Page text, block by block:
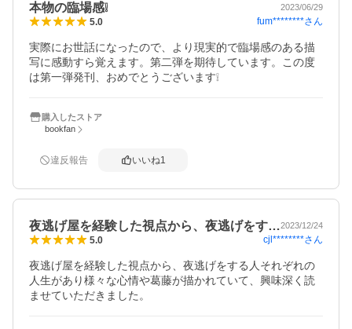
本物の臨場感❕ 2023/06/29
5.0 fum********さん
実際にお世話になったので、より現実的で臨場感のある描
写に感動すら覚えます。第二弾を期待しています。この度
は第一弾発刊、おめでとうございます❕
購入したストア
bookfan
違反報告 いいね1
夜逃げ屋を経験した視点から、夜逃げをす…2023/12/24
5.0 cjl********さん
夜逃げ屋を経験した視点から、夜逃げをする人それぞれの
人生があり様々な心情や葛藤が描かれていて、興味深く読
ませていただきました。